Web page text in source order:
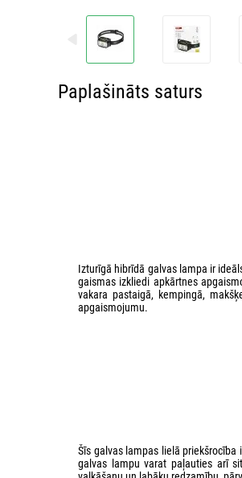
Paplašināts saturs
Izturīgā hibrīdā galvas lampa ir
gaismas izkliedi apkārtnes
vakara pastaigā, kempingā,
apgaismojumu.
Šīs galvas lampas lielā
galvas lampu varat paļauties arī